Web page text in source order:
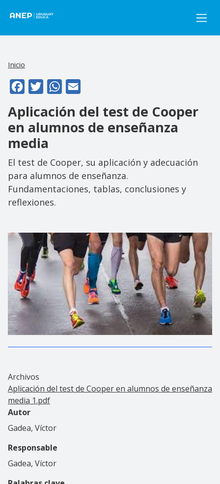
Inicio
FacebookTwitterWhatsApp
Aplicación del test de Cooper
en alumnos de enseñanza
media
El test de Cooper, su aplicación y adecuación
para alumnos de enseñanza.
Fundamentaciones, tablas, conclusiones y
reflexiones.
Archivos
Aplicación del test de Cooper en alumnos de enseñanza
media 1.pdf
Autor
Gadea, Víctor
Responsable
Gadea, Víctor